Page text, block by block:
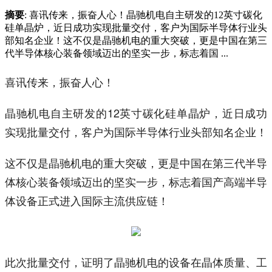
摘要: 喜讯传来，振奋人心！晶驰机电自主研发的12英寸碳化
硅单晶炉，近日成功实现批量交付，客户为国际半导体行业头
部知名企业！这不仅是晶驰机电的重大突破，更是中国在第三
代半导体核心装备领域迈出的坚实一步，标志着国 ...
喜讯传来，振奋人心！
晶驰机电自主研发的12英寸碳化硅单晶炉，近日成功
实现批量交付，客户为国际半导体行业头部知名企业！
这不仅是晶驰机电的重大突破，更是中国在第三代半导
体核心装备领域迈出的坚实一步，标志着国产高端半导
体设备正式进入国际主流供应链！
此次批量交付，证明了晶驰机电的设备在晶体质量、工